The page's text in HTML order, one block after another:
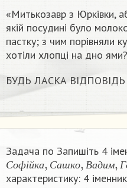
«Митькозавр з Юрківки,
якій посудині було
пастку; з чим порівняли
хотіли хлопці на дно ями?
БУДЬ ЛАСКА
Задача по Запишіть 4
С о ф і й ка Са шк о Ва д им Г
Софійк а,Сашко,Ва д им,
характеристику: 4